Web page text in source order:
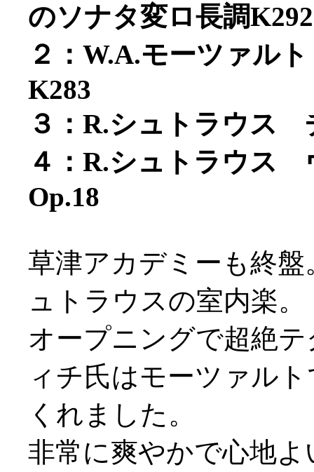
のソナタ変ロ長調K292
２：W.A.モーツァル
K283
３：R.シュトラウス
４：R.シュトラウス
Op.18
草津アカデミーも終
ュトラウスの室内楽。
オープニングで超絶
ィチ氏はモーツァル
くれました。
非常に爽やかで心地よ